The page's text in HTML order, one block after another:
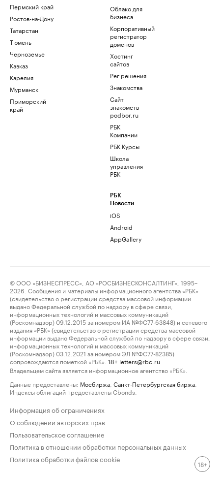
Пермский край
Ростов-на-Дону
Татарстан
Тюмень
Черноземье
Кавказ
Карелия
Мурманск
Приморский
край
Облако для
бизнеса
Корпоративный
регистратор
доменов
Хостинг
сайтов
Рег.решения
Знакомства
Сайт
знакомств
podbor.ru
РБК
Компании
РБК Курсы
Школа
управления
РБК
РБК
Новости
iOS
Android
AppGallery
© ООО «БИЗНЕСПРЕСС», АО «РОСБИЗНЕСКОНСАЛТИНГ», 1995–
2026. Сообщения и материалы информационного агентства «РБК»
(свидетельство о регистрации средства массовой информации
выдано Федеральной службой по надзору в сфере связи,
информационных технологий и массовых коммуникаций
(Роскомнадзор) 09.12.2015 за номером ИА №ФС77-63848) и сетевого
издания «РБК» (свидетельство о регистрации средства массовой
информации выдано Федеральной службой по надзору в сфере связи,
информационных технологий и массовых коммуникаций
(Роскомнадзор) 03.12.2021 за номером ЭЛ №ФС77-82385)
сопровождаются пометкой «РБК».
18+ letters@rbc.ru
Владельцем сайта является информационное агентство «РБК».
Данные предоставлены: Мосбиржа Санкт-Петербургская биржа
Индексы облигаций предоставлены Cbonds.
Информация об ограничениях
О соблюдении авторских прав
Пользовательское соглашение
Политика в отношении обработки персональных данных
Политика обработки файлов cookie
18+